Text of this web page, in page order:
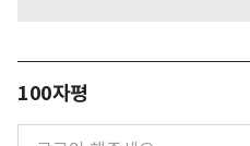
100자평